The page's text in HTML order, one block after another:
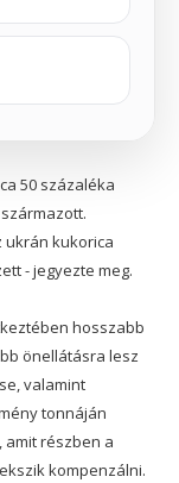
50 százaléka
ukrán kukorica
- jegyezte meg.
hosszabb
önellátásra lesz
valamint
tonnáján
amit részben a
kompenzálni.